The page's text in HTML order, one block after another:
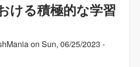
ける積極的な学習
on Sun, 06/25/2023 -